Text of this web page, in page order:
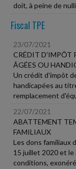
doit, à peine de
Fiscal TPE
23/07/2021
CRÉDIT D'IMPÔT
ÂGÉES OU
Un crédit d'impôt
handicapées au
remplacement
22/07/2021
ABATTEMENT
FAMILIAUX
Les dons familiaux
15 juillet 2020 et
conditions,